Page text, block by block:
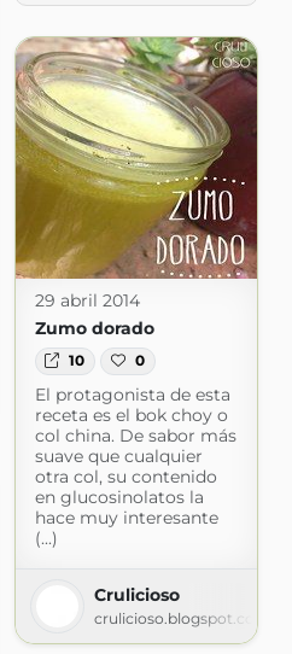
29 abril 2014
Zumo dorado
10 0
El protagonista de esta
receta es el bok choy o
col china. De sabor más
suave que cualquier
otra col, su contenido
en glucosinolatos la
hace muy interesante
(...)
Crulicioso
crulicioso.blogspot.com